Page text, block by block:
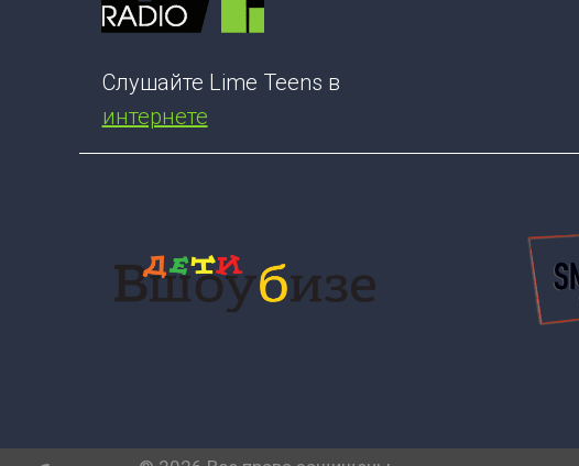
Слушайте Lime Teens в
интернете